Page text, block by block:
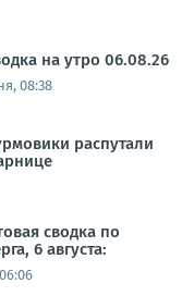
на утро 06.08.26
08:38
распутали
сводка по
6 августа: